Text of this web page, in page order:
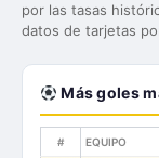
por las tasas
datos de tarjetas
Más goles
# EQUIPO